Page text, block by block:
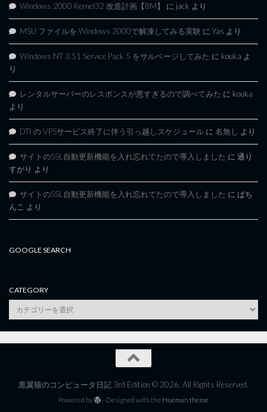
Windows 2000 Kernel32 改造計画【BM】 に jack より
MSU ファイルを Windows 2000で解凍してみる実験 に Yas より
Windows NT 3.51 Service Pack 5 をサルベージしてみた に kouka よ
り
レンタルサーバーのレスポンスが悪すぎるので調べてみた に kouka
より
DTI の VPSサービス終了に伴う引っ越しスケジュール に 名無し より
サイトのSSL自動更新機能を入れ忘れてたので導入しました に 通り
すがり より
サイトのSSL自動更新機能を入れ忘れてたので導入しました に ぱち
んこ より
GOOGLE SEARCH
CATEGORY
category
黒翼猫のコンピュータ日記 3rd Edition © 2026. All Rights Reserved.
Powered by - Designed with the Hueman theme